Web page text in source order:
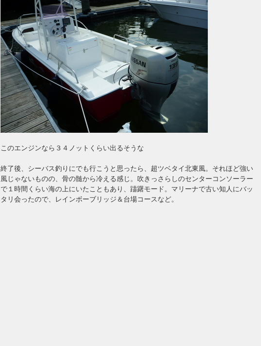
このエンジンなら３４ノットくらい出るそうな
終了後、シーバス釣りにでも行こうと思ったら、超ツベタイ北東風。それほど強い
風じゃないものの、骨の髄から冷える感じ。吹きっさらしのセンターコンソーラー
で１時間くらい海の上にいたこともあり、躊躇モード。マリーナで古い知人にバッ
タリ会ったので、レインボーブリッジ＆台場コースなど。